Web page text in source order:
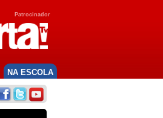
Patrocinador
NA ESCOLA